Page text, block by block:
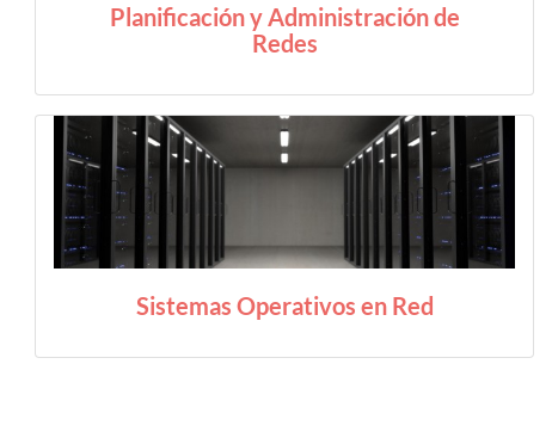
Planificación y Administración de
Redes
Sistemas Operativos en Red